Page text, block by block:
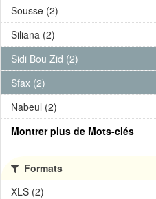
Sousse (2)
Siliana (2)
Sidi Bou Zid (2)
Sfax (2)
Nabeul (2)
Montrer plus de Mots-clés
Formats
XLS (2)